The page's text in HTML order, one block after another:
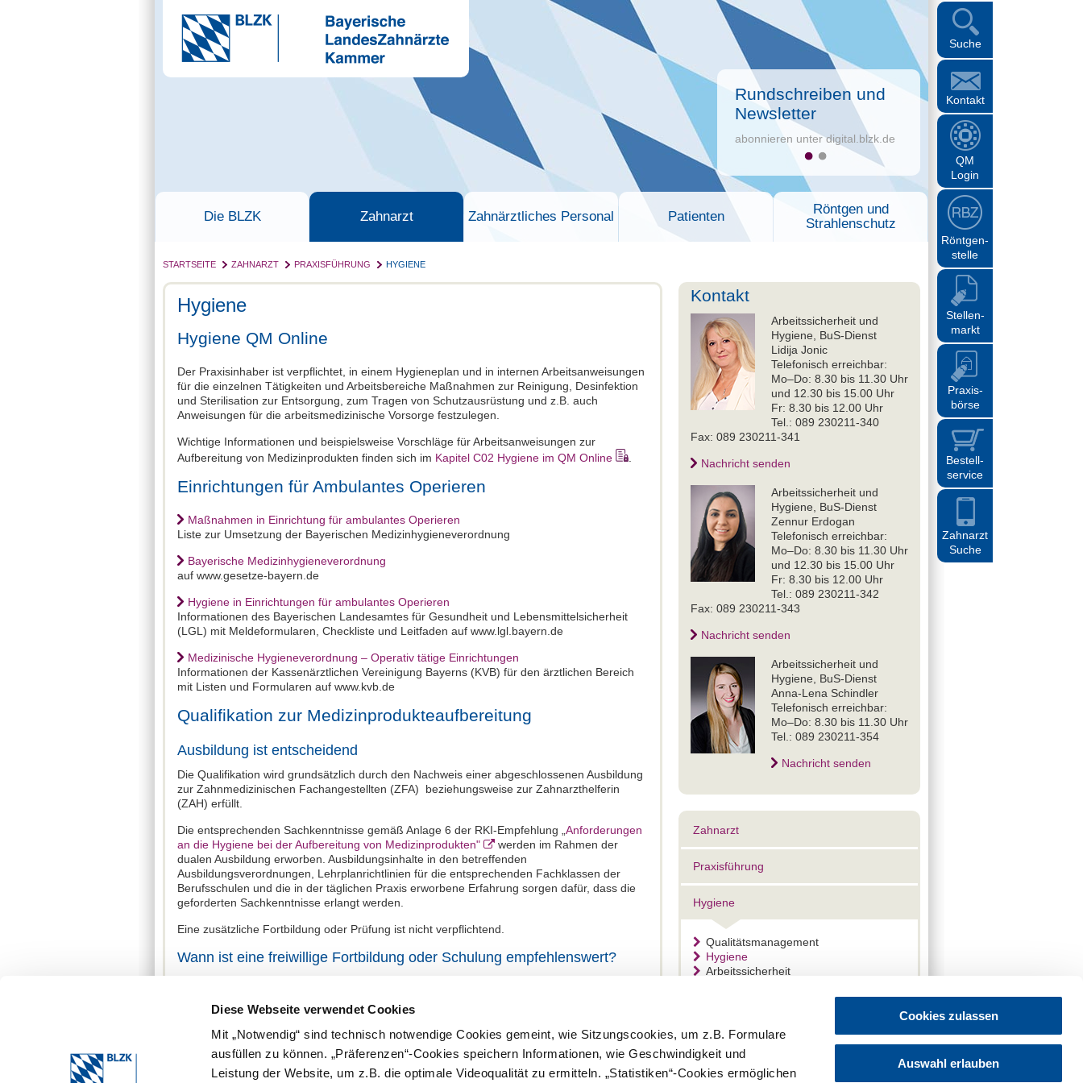
Diese Webseite verwendet Cookies
Mit „Notwendig“ sind technisch notwendige Cookies gemeint, wie Sitzungscookies, um z.B. Formulare
ausfüllen zu können. „Präferenzen“-Cookies speichern Informationen, wie Geschwindigkeit und
Leistung der Website, um z.B. die optimale Videoqualität zu ermitteln. „Statistiken“-Cookies ermöglichen
Cookies zulassen
Auswahl erlauben
Suche
Kontakt
QM
Login
Röntgen-
stelle
Stellen-
markt
Praxis-
börse
Bestell-
service
Zahnarzt
Suche
Rundschreiben und
Newsletter
abonnieren unter digital.blzk.de
Die BLZK Zahnarzt Zahnärztliches Personal Patienten
Röntgen und
Strahlenschutz
STARTSEITE ZAHNARZT PRAXISFÜHRUNG HYGIENE
Hygiene
Hygiene QM Online
Der Praxisinhaber ist verpflichtet, in einem Hygieneplan und in internen Arbeitsanweisungen
für die einzelnen Tätigkeiten und Arbeitsbereiche Maßnahmen zur Reinigung, Desinfektion
und Sterilisation zur Entsorgung, zum Tragen von Schutzausrüstung und z.B. auch
Anweisungen für die arbeitsmedizinische Vorsorge festzulegen.
Wichtige Informationen und beispielsweise Vorschläge für Arbeitsanweisungen zur
Aufbereitung von Medizinprodukten finden sich im Kapitel C02 Hygiene im QM Online
Einrichtungen für Ambulantes Operieren
Maßnahmen in Einrichtung für ambulantes Operieren
Liste zur Umsetzung der Bayerischen Medizinhygieneverordnung
Bayerische Medizinhygieneverordnung
auf www.gesetze-bayern.de
Hygiene in Einrichtungen für ambulantes Operieren
Informationen des Bayerischen Landesamtes für Gesundheit und Lebensmittelsicherheit
(LGL) mit Meldeformularen, Checkliste und Leitfaden auf www.lgl.bayern.de
Medizinische Hygieneverordnung – Operativ tätige Einrichtungen
Informationen der Kassenärztlichen Vereinigung Bayerns (KVB) für den ärztlichen Bereich
mit Listen und Formularen auf www.kvb.de
Qualifikation zur Medizinprodukteaufbereitung
Ausbildung ist entscheidend
Die Qualifikation wird grundsätzlich durch den Nachweis einer abgeschlossenen Ausbildung
zur Zahnmedizinischen Fachangestellten (ZFA) beziehungsweise zur Zahnarzthelferin
(ZAH) erfüllt.
Die entsprechenden Sachkenntnisse gemäß Anlage 6 der RKI-Empfehlung „ Anforderungen
an die Hygiene bei der Aufbereitung von Medizinprodukten"
werden im Rahmen der
dualen Ausbildung erworben. Ausbildungsinhalte in den betreffenden
Ausbildungsverordnungen, Lehrplanrichtlinien für die entsprechenden Fachklassen der
Berufsschulen und die in der täglichen Praxis erworbene Erfahrung sorgen dafür, dass die
geforderten Sachkenntnisse erlangt werden.
Eine zusätzliche Fortbildung oder Prüfung ist nicht verpflichtend.
Wann ist eine freiwillige Fortbildung oder Schulung empfehlenswert?
Unterweisung. Empfehlenswert ist es, die Kenntnisse im Rahmen von Schulungs- und
Praxisinterne Schulungsmaßnahmen sind ebenfalls möglich. Spezielle Prüfungen müssen
nicht abgelegt werden. Die Bestellung einer ausgebildeten Mitarbeiterin zur
Hygienebeauftragten kann durch den Praxisinhaber erfolgen, vorgeschrieben ist dies jedoch
Kontakt
Arbeitssicherheit und
Hygiene, BuS-Dienst
Lidija Jonic
Telefonisch erreichbar:
Mo–Do: 8.30 bis 11.30 Uhr
und 12.30 bis 15.00 Uhr
Fr: 8.30 bis 12.00 Uhr
Tel.: 089 230211-340
Fax: 089 230211-341
Nachricht senden
Arbeitssicherheit und
Hygiene, BuS-Dienst
Zennur Erdogan
Telefonisch erreichbar:
Mo–Do: 8.30 bis 11.30 Uhr
und 12.30 bis 15.00 Uhr
Fr: 8.30 bis 12.00 Uhr
Tel.: 089 230211-342
Fax: 089 230211-343
Nachricht senden
Arbeitssicherheit und
Hygiene, BuS-Dienst
Anna-Lena Schindler
Telefonisch erreichbar:
Mo–Do: 8.30 bis 11.30 Uhr
Tel.: 089 230211-354
Nachricht senden
Zahnarzt
Praxisführung
Hygiene
Qualitätsmanagement
Hygiene
Arbeitssicherheit
Verwandte Themen